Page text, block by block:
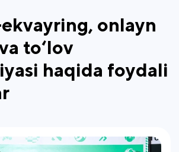
onlayn
to‘lov
haqida foydali